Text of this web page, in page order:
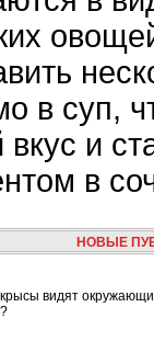
в суп,
вкус и
в
НОВЫЕ
крысы видят